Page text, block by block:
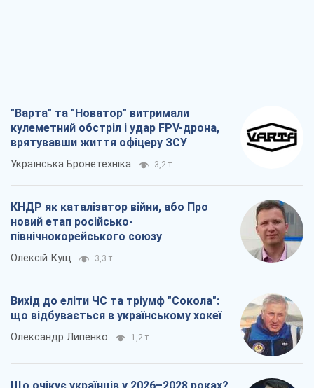
"Варта" та "Новатор" витримали
кулеметний обстріл і удар FPV-дрона,
врятувавши життя офіцеру ЗСУ
Українська Бронетехніка 3,2 т.
КНДР як каталізатор війни, або Про
новий етап російсько-
північнокорейського союзу
Олексій Кущ 3,3 т.
Вихід до еліти ЧС та тріумф "Сокола":
що відбувається в українському хокеї
Олександр Липенко 1,2 т.